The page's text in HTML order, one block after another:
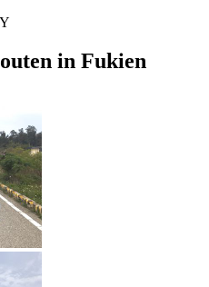
in Fukien